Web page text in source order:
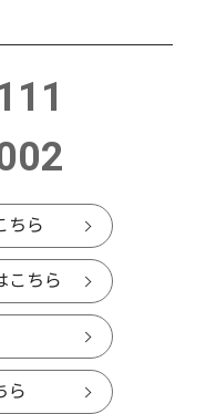
ちら
こちら
ら